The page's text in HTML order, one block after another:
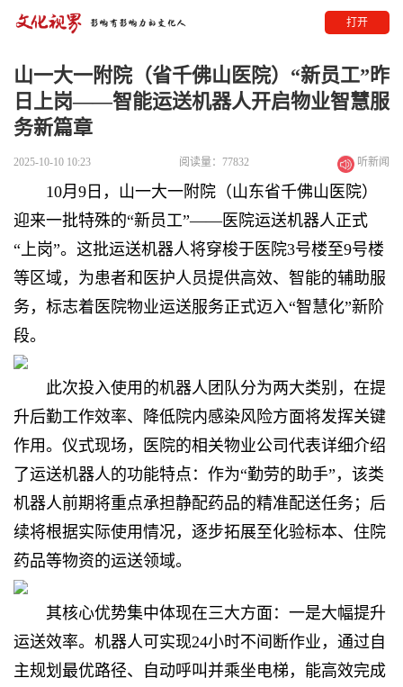
打开
山一大一附院（省千佛山医院）“新员工”昨
日上岗——智能运送机器人开启物业智慧服
务新篇章
2025-10-10 10:23 阅读量：77832 听新闻
10月9日，山一大一附院（山东省千佛山医院）
迎来一批特殊的“新员工”——医院运送机器人正式
“上岗”。这批运送机器人将穿梭于医院3号楼至9号楼
等区域，为患者和医护人员提供高效、智能的辅助服
务，标志着医院物业运送服务正式迈入“智慧化”新阶
段。
此次投入使用的机器人团队分为两大类别，在提
升后勤工作效率、降低院内感染风险方面将发挥关键
作用。仪式现场，医院的相关物业公司代表详细介绍
了运送机器人的功能特点：作为“勤劳的助手”，该类
机器人前期将重点承担静配药品的精准配送任务；后
续将根据实际使用情况，逐步拓展至化验标本、住院
药品等物资的运送领域。
其核心优势集中体现在三大方面：一是大幅提升
运送效率。机器人可实现24小时不间断作业，通过自
主规划最优路径、自动呼叫并乘坐电梯，能高效完成